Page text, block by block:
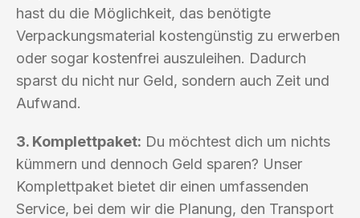
hast du die Möglichkeit, das benötigte
Verpackungsmaterial kostengünstig zu erwerben
oder sogar kostenfrei auszuleihen. Dadurch
sparst du nicht nur Geld, sondern auch Zeit und
Aufwand.
3. Komplettpaket: Du möchtest dich um nichts
kümmern und dennoch Geld sparen? Unser
Komplettpaket bietet dir einen umfassenden
Service, bei dem wir die Planung, den Transport